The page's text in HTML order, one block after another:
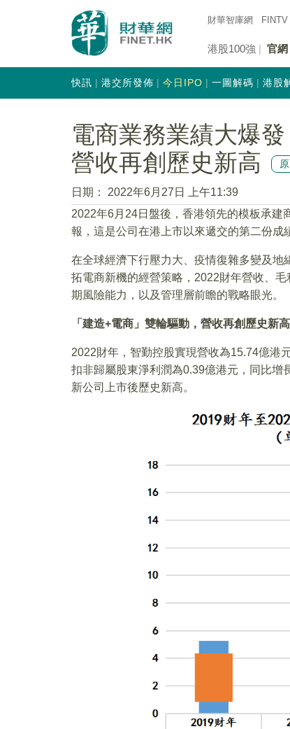
財華智庫網 FINTV
港股100強 官網
快訊 港交所發佈 今日IPO 一圖解碼 港股
電商業務業績大爆
營收再創歷史新高
日期：
2022年6月27日 上午11:39
2022年6月24日盤後，香港領先的模板承建
報，這是公司在港上市以來遞交的第二份成
在全球經濟下行壓力大、疫情復雜多變及地
拓電商新機的經營策略，2022財年營收、
期風險能力，以及管理層前瞻的戰略眼光。
「建造+電商」雙輪驅動，營收再創歷史新高
2022財年，智勤控股實現營收為15.74億港
扣非歸屬股東淨利潤為0.39億港元，同比增
新公司上市後歷史新高。